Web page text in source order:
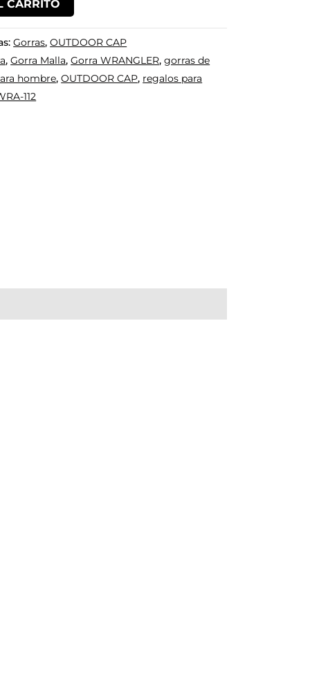
CARRITO
Gorras,OUTDOOR CAP
,Gorra Malla,Gorra WRANGLER,gorras de
hombre,OUTDOOR CAP, regalos para
112